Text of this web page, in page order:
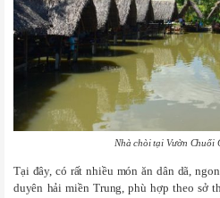
Nhà chòi tại Vườn Chuối
Tại đây, có rất nhiều món ăn dân dã,
duyên hải miền Trung, phù hợp theo sở